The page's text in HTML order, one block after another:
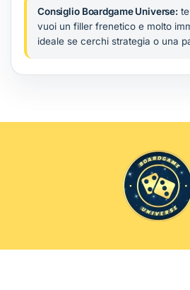
Consiglio Boardgame Universe:
vuoi un filler frenetico e molto
ideale se cerchi strategia o una